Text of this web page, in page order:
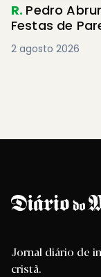
R. Pedro
Festas de
2 agosto 2026
Jornal diário de
cristã.